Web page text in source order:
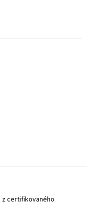
z certifikovaného